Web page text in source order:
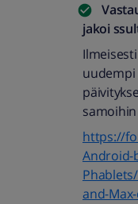
jakoi
https://
Android-
and-